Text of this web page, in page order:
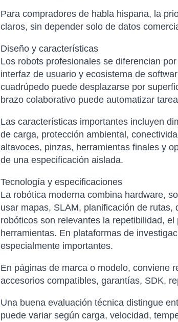
Para compradores de habla hispana, la
claros, sin depender solo de datos
Diseño y características
Los robots profesionales se diferencian
interfaz de usuario y ecosistema de
cuadrúpedo puede desplazarse por
brazo colaborativo puede automatizar
Las características importantes incluyen
de carga, protección ambiental,
altavoces, pinzas, herramientas finales y
de una especificación aislada.
Tecnología y especificaciones
La robótica moderna combina hardware,
usar mapas, SLAM, planificación de
robóticos son relevantes la repetibilidad,
herramientas. En plataformas de
especialmente importantes.
En páginas de marca o modelo, conviene
accesorios compatibles, garantías, SDK,
Una buena evaluación técnica distingue
puede variar según carga, velocidad,